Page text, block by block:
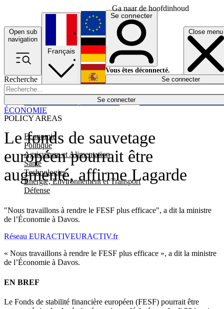
Ga naar de hoofdinhoud
Open sub
navigation
Close menu
Recherche
Se connecter
POLICY AREAS
Economie
Politique
Agriculture et Alimentation
Santé
Technologies
Energie, Environnement et Transport
Défense
Économie
Français
English
Deutsch
Español
Se connecter
Vous êtes déconnecté.
Se connecter
Le fonds de sauvetage
européen pourrait être
augmenté, affirme Lagarde
"Nous travaillons à rendre le FESF plus efficace", a dit la ministre
de l’Économie à Davos.
ÉCONOMIE
Réseau EURACTIVEURACTIV.fr
« Nous travaillons à rendre le FESF plus efficace », a dit la ministre
de l’Économie à Davos.
EN BREF
Le Fonds de stabilité financière européen (FESF) pourrait être